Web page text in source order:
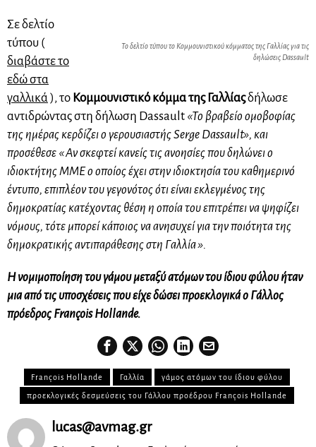
Το δελτίο τύπου το Κομμουνιστικού κόμματος της Γαλλίας για τις
δηλώσεις Dassault
Σε δελτίο
τύπου (
διαβάστε το
εδώ στα
γαλλικά), το Κομμουνιστικό κόμμα της Γαλλίαςδήλωσε
αντιδρώντας στη δήλωση Dassault «Το βραβείο ομοβοφίας
της ημέρας κερδίζει ο γερουσιαστής Serge Dassault», και
προσέθεσε « Αν σκεφτεί κανείς τις ανοησίες που δηλώνει ο
ιδιοκτήτης ΜΜΕ ο οποίος έχει στην ιδιοκτησία του καθημερινό
έντυπο, επιπλέον του γεγονότος ότι είναι εκλεγμένος της
δημοκρατίας κατέχοντας θέση η οποία του επιτρέπει να ψηφίζει
νόμους, τότε μπορεί κάποιος να ανησυχεί για την ποιότητα της
δημοκρατικής αντιπαράθεσης στη Γαλλία ».
Η νομιμοποίηση του γάμου μεταξύ ατόμων του ίδιου φύλου ήταν
μια από τις υποσχέσεις που είχε δώσει προεκλογικά ο Γάλλος
πρόεδρος François Hollande.
François Hollande Γαλλία γάμος ατόμων του ίδιου φύλου
προεκλογικές δεσμεύσεις του Γάλλου προέδρου François Hollande
lucas@avmag.gr